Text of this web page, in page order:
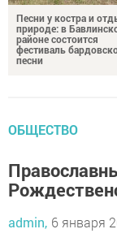
Песни у костра и
природе: в
районе состоится
фестиваль
песни
ОБЩЕСТВО
admin, 6 января